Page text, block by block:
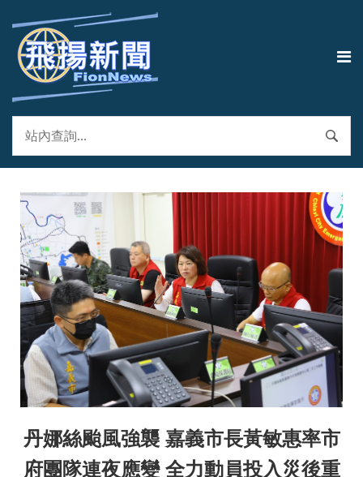
丹娜絲颱風強襲 嘉義市長黃敏惠率市
府團隊連夜應變 全力動員投入災後重